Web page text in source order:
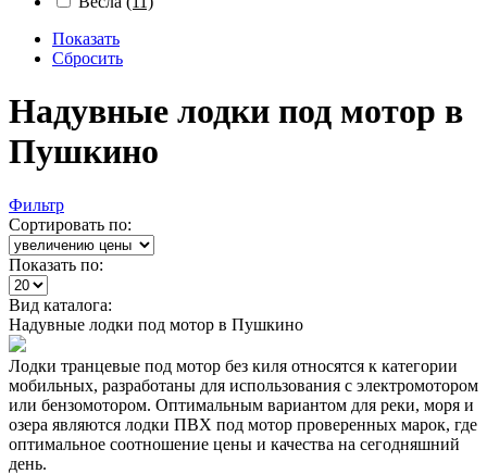
Показать
Сбросить
Надувные лодки под мотор в
Пушкино
Фильтр
Сортировать по:
Показать по:
Вид каталога:
Надувные лодки под мотор в Пушкино
Лодки транцевые под мотор без киля относятся к категории
мобильных, разработаны для использования с электромотором
или бензомотором. Оптимальным вариантом для реки, моря и
озера являются лодки ПВХ под мотор проверенных марок, где
оптимальное соотношение цены и качества на сегодняшний
день.